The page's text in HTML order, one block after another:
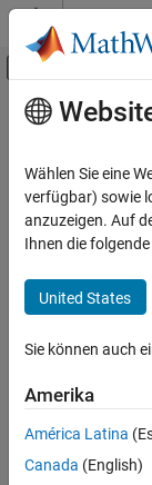
Weiter zum Inhalt
Startseite der
Embedded Coder
Deployment,
Hardware
Applications
Syntax
Input Arguments
Hauptinhalt
Stop streaming
Since R2022b
collapse all in
Syntax
status=
example
Wählen Sie eine
verfügbar) sowie
anzuzeigen. Auf
Ihnen die
United States
Sie können auch
Amerika
América Latina
Canada (English)